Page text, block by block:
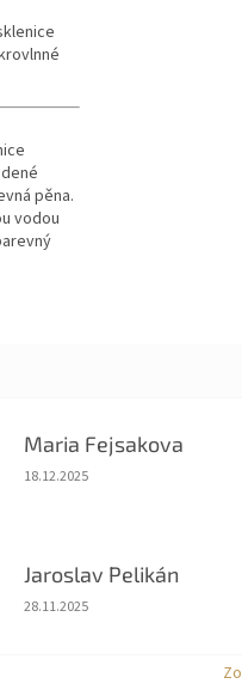
pěna.
vodou
Maria Fejsakova
Hodnocení obchodu je 5 z 5
18.12.2025
Jaroslav Pelikán
Hodnocení obchodu je 5 z 5
28.11.2025